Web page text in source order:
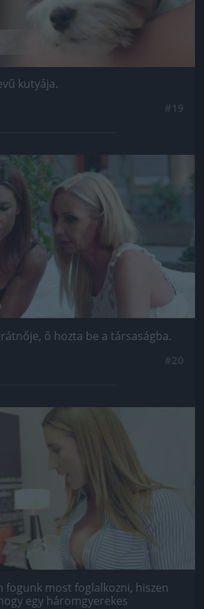
kutyája.
Jön még kép!
ő hozta be a társaságba.
Jön még kép!
fogunk most foglalkozni, hiszen
egy háromgyerekes